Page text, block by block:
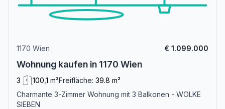
1170 Wien € 1.099.000
Wohnung kaufen in 1170 Wien
3 100,1 m²Freifläche: 39.8 m²
Charmante 3-Zimmer Wohnung mit 3 Balkonen - WOLKE
SIEBEN